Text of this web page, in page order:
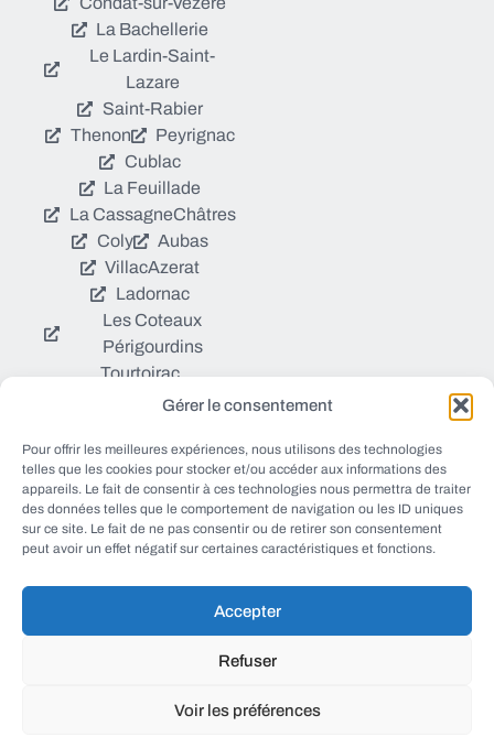
Gérer le consentement
Pour offrir les meilleures expériences, nous utilisons des technologies
telles que les cookies pour stocker et/ou accéder aux informations des
appareils. Le fait de consentir à ces technologies nous permettra de traiter
des données telles que le comportement de navigation ou les ID uniques
sur ce site. Le fait de ne pas consentir ou de retirer son consentement
peut avoir un effet négatif sur certaines caractéristiques et fonctions.
Accepter
Refuser
Voir les préférences
La Bachellerie
Le Lardin-Saint-
Lazare
Saint-Rabier
Thenon
Peyrignac
Cublac
La Feuillade
La CassagneChâtres
Coly
Aubas
VillacAzerat
Ladornac
Les Coteaux
Périgourdins
Tourtoirac
© EWANEWS tous droits
réservés
https://ewanews.com/fee
d/
Qui sommes nous ?
Sources et Blogs
Numéros utiles
conception FORMACREA